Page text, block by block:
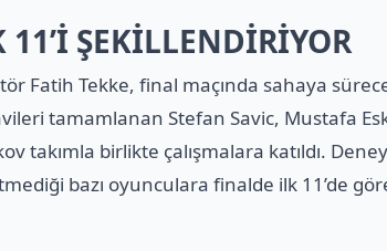
11’İ ŞEKİLLENDİRİYOR
Fatih Tekke, final maçında sahaya
tamamlanan Stefan Savic, Mustafa
takımla birlikte çalışmalara katıldı.
bazı oyunculara finalde ilk 11’de